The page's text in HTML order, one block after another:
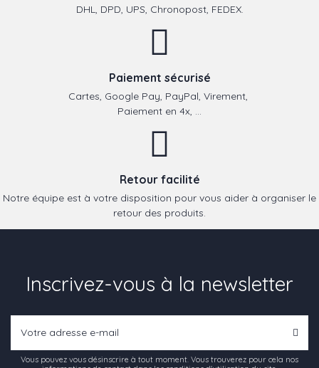
DHL, DPD, UPS, Chronopost, FEDEX.
Paiement sécurisé
Cartes, Google Pay, PayPal, Virement,
Paiement en 4x, ...
Retour facilité
Notre équipe est à votre disposition pour vous aider à organiser le
retour des produits.
Inscrivez-vous à la newsletter
Vous pouvez vous désinscrire à tout moment. Vous trouverez pour cela nos